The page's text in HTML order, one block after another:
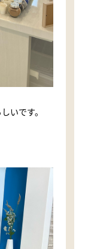
いです。